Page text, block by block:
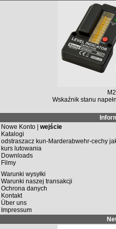
Wskaźnik stanu
Nowe Konto | wejście
Katalogi
odstraszacz kun-Marderabwehr-cechy
kurs lutowania
Downloads
Filmy
Warunki wysyłki
Warunki naszej transakcji
Ochrona danych
Kontakt
Über uns
Impressum